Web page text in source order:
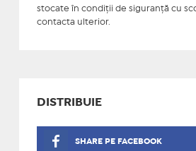
stocate în condiţii de siguranţă cu
contacta ulterior.
DISTRIBUIE
SHARE PE FACEBOOK